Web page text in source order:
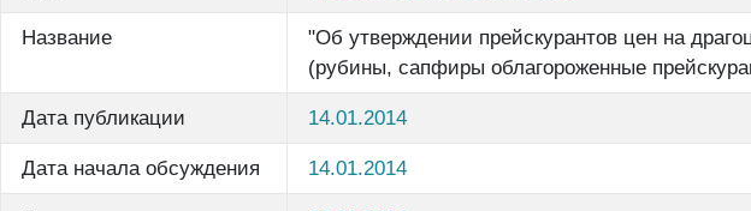
Название
"Об утверждении прейскурантов цен на
(рубины, сапфиры облагороженные
Дата публикации 14.01.2014
Дата начала обсуждения 14.01.2014